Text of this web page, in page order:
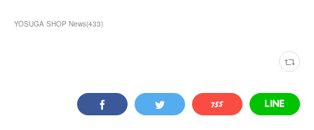
YOSUGA SHOP News(433)